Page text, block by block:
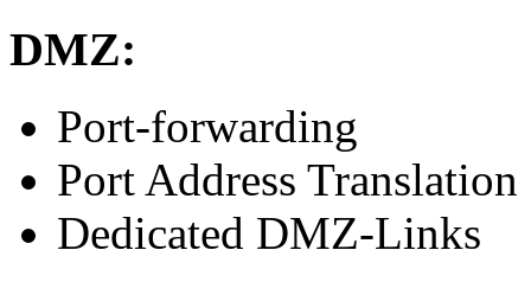
DMZ:
Port-forwarding
Port Address Translation
Dedicated DMZ-Links